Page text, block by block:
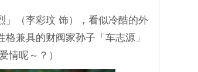
」（李彩玟 饰），看似冷酷的外
兼具的财阀家孙子「车志源」
情呢～？）